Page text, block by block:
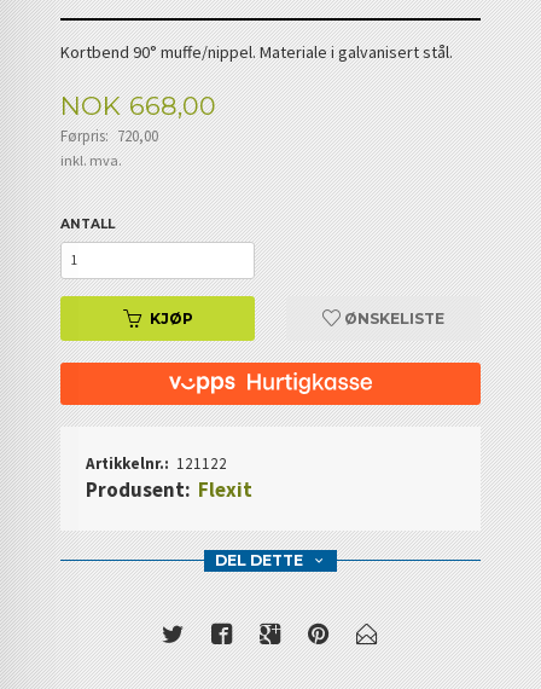
Kortbend 90° muffe/nippel. Materiale i galvanisert stål.
Tilbud
NOK 668,00
Førpris: 720,00
Rabatt
inkl. mva.
ANTALL
KJØP ØNSKELISTE
Artikkelnr.: 121122
Produsent: Flexit
DEL DETTE